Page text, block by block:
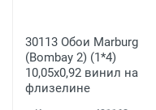
30113 Обои Marburg
(Bombay 2) (1*4)
10,05x0,92 винил на
флизелине